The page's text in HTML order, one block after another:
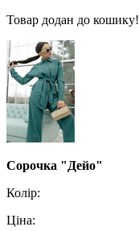
Товар додан до кошику!
Сорочка "Дейо"
Колір:
Ціна: